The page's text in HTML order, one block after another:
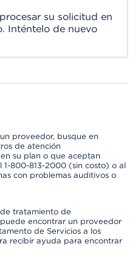
su solicitud en
Inténtelo de nuevo
proveedor, busque en
de atención
su plan o que aceptan
1-800-813-2000 (sin costo) o al
con problemas auditivos o
tratamiento de
encontrar un proveedor
de Servicios a los
recibir ayuda para encontrar